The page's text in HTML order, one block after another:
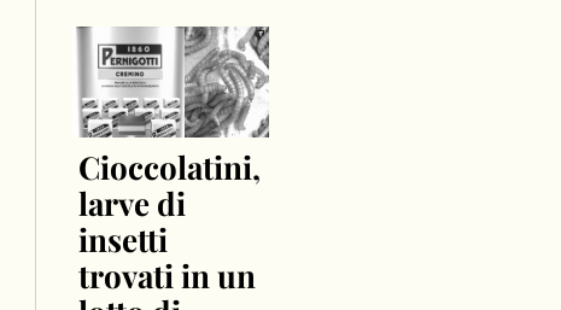
Cioccolatini,
larve di
insetti
trovati in un